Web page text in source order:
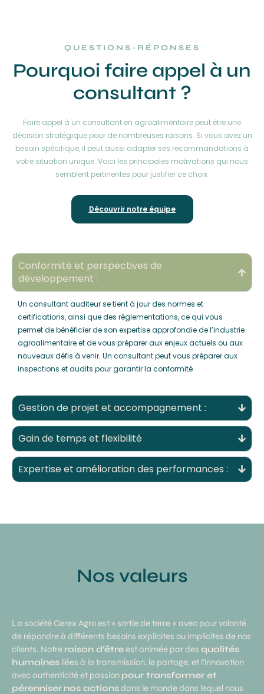
QUESTIONS-RÉPONSES
Pourquoi faire appel à un
consultant ?
Faire appel à un consultant en agroalimentaire peut être une
décision stratégique pour de nombreuses raisons. Si vous avez un
besoin spécifique, il peut aussi adapter ses recommandations à
votre situation unique. Voici les principales motivations qui nous
semblent pertinentes pour justifier ce choix
Découvrir notre équipe
Conformité et perspectives de
développement :
Un consultant auditeur se tient à jour des normes et
certifications, ainsi que des réglementations, ce qui vous
permet de bénéficier de son expertise approfondie de l’industrie
agroalimentaire et de vous préparer aux enjeux actuels ou aux
nouveaux défis à venir. Un consultant peut vous préparer aux
inspections et audits pour garantir la conformité
Gestion de projet et accompagnement :
Gain de temps et flexibilité
Expertise et amélioration des performances :
Nos valeurs
La société Cerex Agro est « sortie de terre » avec pour volonté
de répondre à différents besoins explicites ou implicites de nos
clients. Notre raison d’êtreest animée par des qualités
humaines liées à la transmission, le partage, et l’innovation
avec authenticité et passion pour transformer et
pérenniser nos actionsdans le monde dans lequel nous